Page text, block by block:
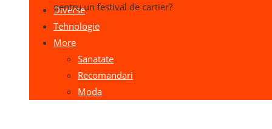
Diverse
Tehnologie
More
Sanatate
Recomandari
Moda
pentru un festival de cartier?